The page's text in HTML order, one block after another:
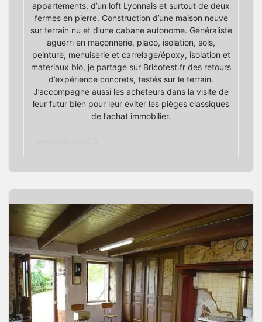
appartements, d’un loft Lyonnais et surtout de deux
fermes en pierre. Construction d’une maison neuve
sur terrain nu et d’une cabane autonome. Généraliste
aguerri en maçonnerie, placo, isolation, sols,
peinture, menuiserie et carrelage/époxy, isolation et
materiaux bio, je partage sur Bricotest.fr des retours
d’expérience concrets, testés sur le terrain.
J’accompagne aussi les acheteurs dans la visite de
leur futur bien pour leur éviter les pièges classiques
de l’achat immobilier.